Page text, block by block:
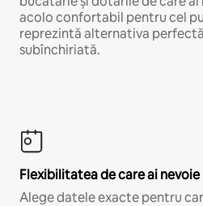
acolo confortabil pentru cel
reprezintă alternativa
subînchiriată.
Flexibilitatea de care ai nevoie
Alege datele exacte pentru